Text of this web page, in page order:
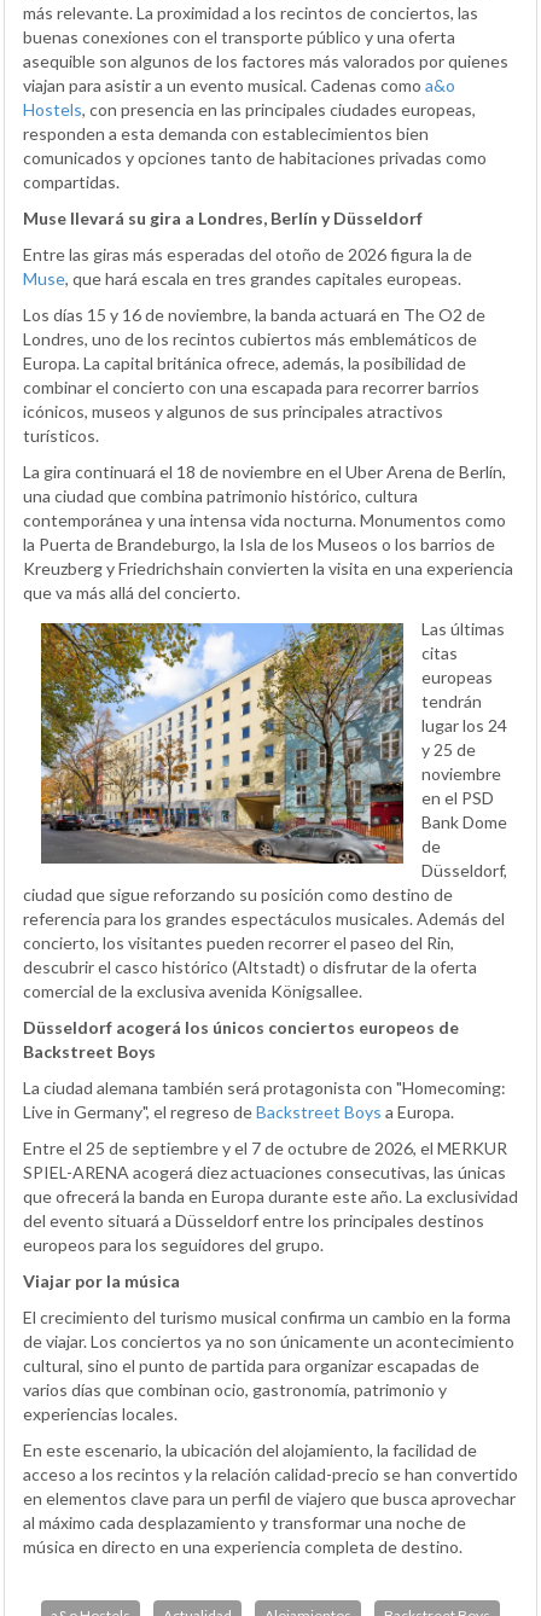
más relevante. La proximidad a los recintos de conciertos, las
buenas conexiones con el transporte público y una oferta
asequible son algunos de los factores más valorados por quienes
viajan para asistir a un evento musical. Cadenas como a&o
Hostels, con presencia en las principales ciudades europeas,
responden a esta demanda con establecimientos bien
comunicados y opciones tanto de habitaciones privadas como
compartidas.
Muse llevará su gira a Londres, Berlín y Düsseldorf
Entre las giras más esperadas del otoño de 2026 figura la de
Muse, que hará escala en tres grandes capitales europeas.
Los días 15 y 16 de noviembre, la banda actuará en The O2 de
Londres, uno de los recintos cubiertos más emblemáticos de
Europa. La capital británica ofrece, además, la posibilidad de
combinar el concierto con una escapada para recorrer barrios
icónicos, museos y algunos de sus principales atractivos
turísticos.
La gira continuará el 18 de noviembre en el Uber Arena de Berlín,
una ciudad que combina patrimonio histórico, cultura
contemporánea y una intensa vida nocturna. Monumentos como
la Puerta de Brandeburgo, la Isla de los Museos o los barrios de
Kreuzberg y Friedrichshain convierten la visita en una experiencia
que va más allá del concierto.
Las últimas
citas
europeas
tendrán
lugar los 24
y 25 de
noviembre
en el PSD
Bank Dome
de
Düsseldorf,
ciudad que sigue reforzando su posición como destino de
referencia para los grandes espectáculos musicales. Además del
concierto, los visitantes pueden recorrer el paseo del Rin,
descubrir el casco histórico (Altstadt) o disfrutar de la oferta
comercial de la exclusiva avenida Königsallee.
Düsseldorf acogerá los únicos conciertos europeos de
Backstreet Boys
La ciudad alemana también será protagonista con "Homecoming:
Live in Germany", el regreso deBackstreet Boys a Europa.
Entre el 25 de septiembre y el 7 de octubre de 2026, el MERKUR
SPIEL-ARENA acogerá diez actuaciones consecutivas, las únicas
que ofrecerá la banda en Europa durante este año. La exclusividad
del evento situará a Düsseldorf entre los principales destinos
europeos para los seguidores del grupo.
Viajar por la música
El crecimiento del turismo musical confirma un cambio en la forma
de viajar. Los conciertos ya no son únicamente un acontecimiento
cultural, sino el punto de partida para organizar escapadas de
varios días que combinan ocio, gastronomía, patrimonio y
experiencias locales.
En este escenario, la ubicación del alojamiento, la facilidad de
acceso a los recintos y la relación calidad-precio se han convertido
en elementos clave para un perfil de viajero que busca aprovechar
al máximo cada desplazamiento y transformar una noche de
música en directo en una experiencia completa de destino.